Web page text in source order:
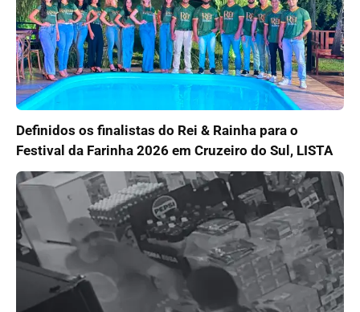
Definidos os finalistas do Rei & Rainha para o
Festival da Farinha 2026 em Cruzeiro do Sul, LISTA